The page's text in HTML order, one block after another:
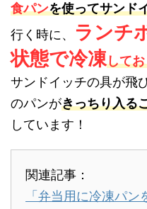
食パンを使ってサンド
行く時に、
ランチ
状態で冷凍して
サンドイッチの具が飛
のパンがきっちり入る
しています！
関連記事：
「弁当用に冷凍パ